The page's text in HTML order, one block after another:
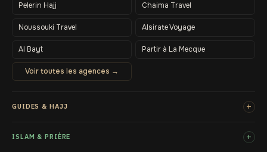
Pelerin Hajj Chaima Travel
Noussouki Travel Alsirate Voyage
Al Bayt Partir à La Mecque
Voir toutes les agences →
GUIDES & HAJJ +
ISLAM & PRIÈRE +